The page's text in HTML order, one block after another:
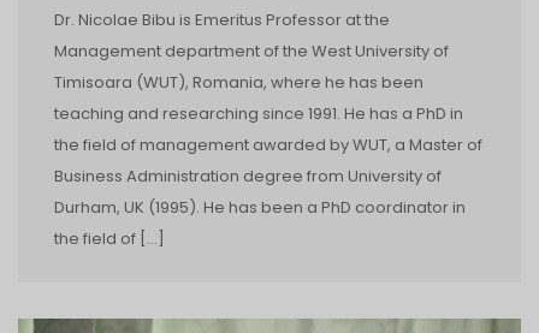
Dr. Nicolae Bibu is Emeritus Professor at the
Management department of the West University of
Timisoara (WUT), Romania, where he has been
teaching and researching since 1991. He has a PhD in
the field of management awarded by WUT, a Master of
Business Administration degree from University of
Durham, UK (1995). He has been a PhD coordinator in
the field of […]